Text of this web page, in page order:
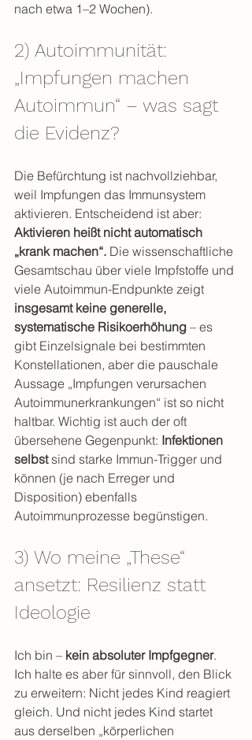
nach etwa 1–2 Wochen).
2) Autoimmunität:
„Impfungen machen
Autoimmun“ – was sagt
die Evidenz?
Die Befürchtung ist nachvollziehbar,
weil Impfungen das Immunsystem
aktivieren. Entscheidend ist aber:
Aktivieren heißt nicht automatisch
„krank machen“. Die wissenschaftliche
Gesamtschau über viele Impfstoffe und
viele Autoimmun-Endpunkte zeigt
insgesamt keine generelle,
systematische Risikoerhöhung – es
gibt Einzelsignale bei bestimmten
Konstellationen, aber die pauschale
Aussage „Impfungen verursachen
Autoimmunerkrankungen“ ist so nicht
haltbar. Wichtig ist auch der oft
übersehene Gegenpunkt: Infektionen
selbst sind starke Immun-Trigger und
können (je nach Erreger und
Disposition) ebenfalls
Autoimmunprozesse begünstigen.
3) Wo meine „These“
ansetzt: Resilienz statt
Ideologie
Ich bin – kein absoluter Impfgegner.
Ich halte es aber für sinnvoll, den Blick
zu erweitern: Nicht jedes Kind reagiert
gleich. Und nicht jedes Kind startet
aus derselben „körperlichen